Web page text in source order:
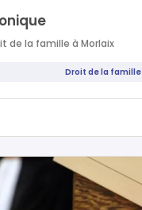
de la famille à Morlaix
Droit de la famille